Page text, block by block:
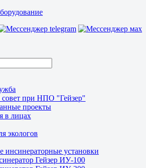
при НПО "Гейзер"
проекты
в лицах
экологов
инсинераторные установки
Гейзер ИУ-100